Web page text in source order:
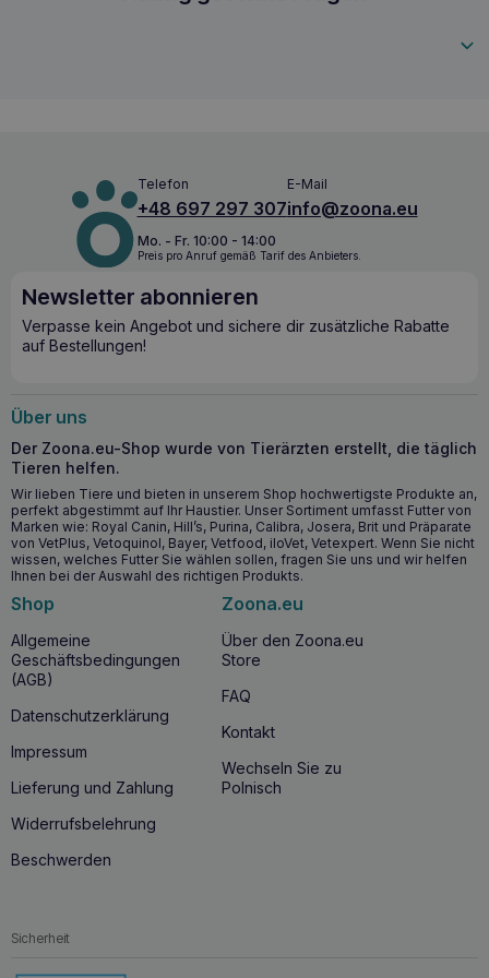
enthaltenen natürlichen Verdauungsenzyme sind für
Tiere sicher und wirksam.
Indikationen für die Anwendung von DOLFOS
DOLFOS AmylaDol 30 Tabletten
Hunde und Katzen empfohlen, die unterexokriner
Pankreasinsuffizienz
Warum DOLFOS AmylaDol 30 Tabletten
Wenn Sie sich fürDOLFOS AmylaDol 30 Tabletten
entscheiden, investieren Sie in dieGesundheit des
VerdauungssystemsIhres Hundes oder Ihrer Katze,
indem Sie die für eine gute Verdauung notwendige
Unterstützung bieten. Eine Ergänzung mit natürlichen
Verdauungsenzymen kann die Lebensqualität von
Haustieren mit Verdauungsstörungen erheblich verbessern,
da es ihnen leichter fällt, die Nährstoffe aus der Nahrung
richtig aufzunehmen.
Interessante Fakten über das Produkt
Verdauungsenzyme
sind für den Verdauungsprozess unerlässlich. In
der natürlichen Umgebung erhalten die Tiere diese Enzyme
direkt aus ihrer Nahrung. Bei
z. B. einerexokrinen
zusätzliche Enzymzufuhr jedoch entscheidend sein, um die
Telefon
+48 697 297 307
E-Mail
info@zoona.eu
Mo. - Fr. 10:00 - 14:00
Preis pro Anruf gemäß Tarif des Anbieters.
Newsletter abonnieren
Verpasse kein Angebot und sichere dir zusätzliche Rabatte
auf Bestellungen!
Über uns
Der Zoona.eu-Shop wurde von Tierärzten erstellt, die täglich
Tieren helfen.
Wir lieben Tiere und bieten in unserem Shop hochwertigste Produkte an,
perfekt abgestimmt auf Ihr Haustier. Unser Sortiment umfasst Futter von
Marken wie: Royal Canin, Hill’s, Purina, Calibra, Josera, Brit und Präparate
von VetPlus, Vetoquinol, Bayer, Vetfood, iloVet, Vetexpert. Wenn Sie nicht
wissen, welches Futter Sie wählen sollen, fragen Sie uns und wir helfen
Ihnen bei der Auswahl des richtigen Produkts.
Shop
Allgemeine
Geschäftsbedingungen
(AGB)
Datenschutzerklärung
Impressum
Lieferung und Zahlung
Widerrufsbelehrung
Beschwerden
Zoona.eu
Über den Zoona.eu
Store
FAQ
Kontakt
Wechseln Sie zu
Polnisch
Sicherheit